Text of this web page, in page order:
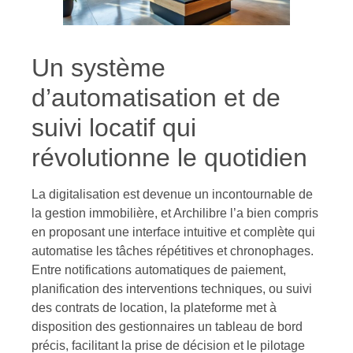
Un système
d’automatisation et de
suivi locatif qui
révolutionne le quotidien
La digitalisation est devenue un incontournable de
la gestion immobilière, et Archilibre l’a bien compris
en proposant une interface intuitive et complète qui
automatise les tâches répétitives et chronophages.
Entre notifications automatiques de paiement,
planification des interventions techniques, ou suivi
des contrats de location, la plateforme met à
disposition des gestionnaires un tableau de bord
précis, facilitant la prise de décision et le pilotage